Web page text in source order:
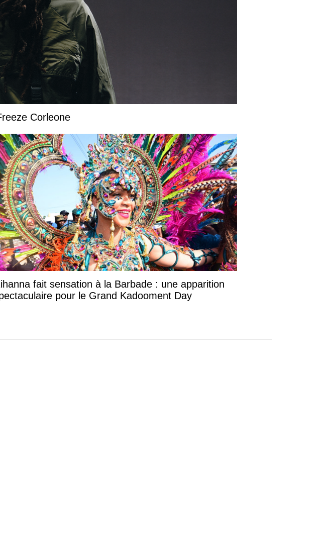
Corleone
fait sensation à la Barbade : une apparition
pour le Grand Kadooment Day